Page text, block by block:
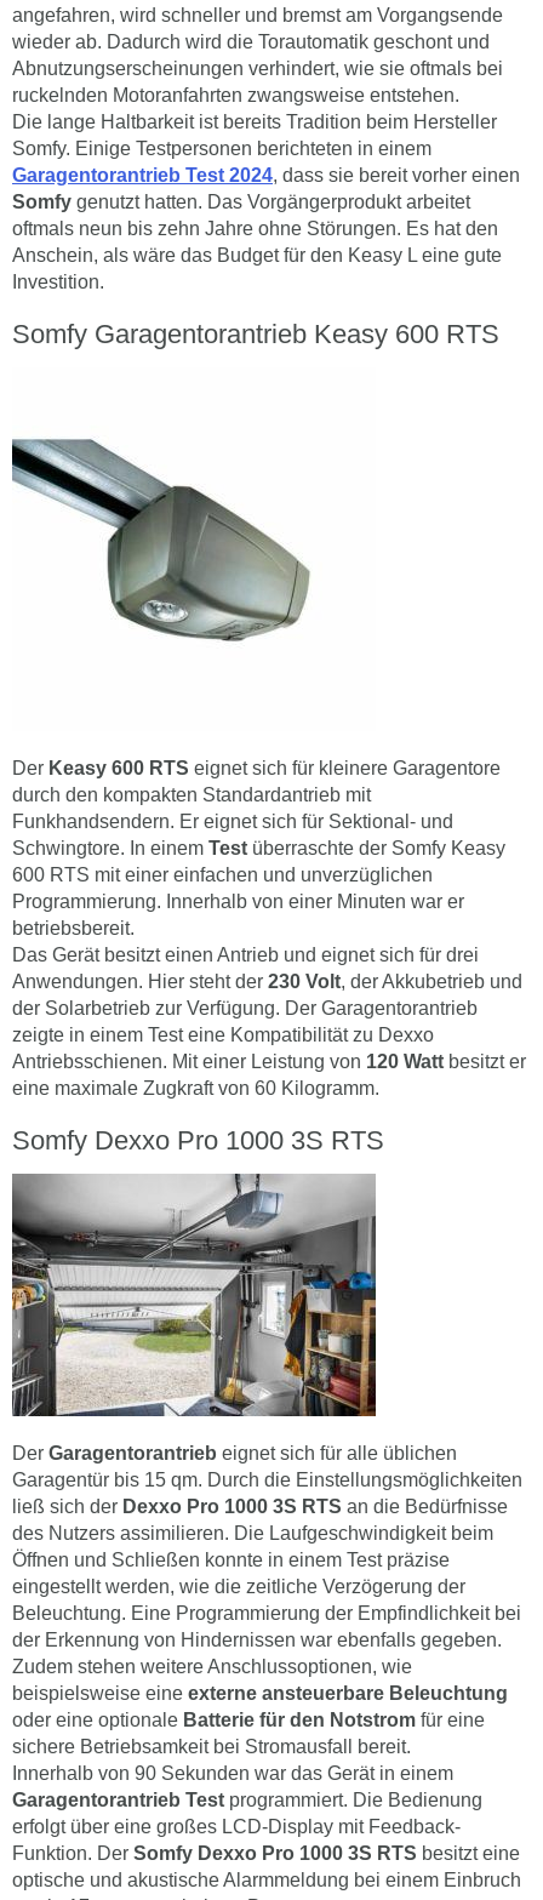
angefahren, wird schneller und bremst am Vorgangsende
wieder ab. Dadurch wird die Torautomatik geschont und
Abnutzungserscheinungen verhindert, wie sie oftmals bei
ruckelnden Motoranfahrten zwangsweise entstehen.
Die lange Haltbarkeit ist bereits Tradition beim Hersteller
Somfy. Einige Testpersonen berichteten in einem
Garagentorantrieb Test 2024, dass sie bereit vorher einen
Somfy genutzt hatten. Das Vorgängerprodukt arbeitet
oftmals neun bis zehn Jahre ohne Störungen. Es hat den
Anschein, als wäre das Budget für den Keasy L eine gute
Investition.
Somfy Garagentorantrieb Keasy 600 RTS
Der Keasy 600 RTS eignet sich für kleinere Garagentore
durch den kompakten Standardantrieb mit
Funkhandsendern. Er eignet sich für Sektional- und
Schwingtore. In einem Test überraschte der Somfy Keasy
600 RTS mit einer einfachen und unverzüglichen
Programmierung. Innerhalb von einer Minuten war er
betriebsbereit.
Das Gerät besitzt einen Antrieb und eignet sich für drei
Anwendungen. Hier steht der 230 Volt, der Akkubetrieb und
der Solarbetrieb zur Verfügung. Der Garagentorantrieb
zeigte in einem Test eine Kompatibilität zu Dexxo
Antriebsschienen. Mit einer Leistung von 120 Watt besitzt er
eine maximale Zugkraft von 60 Kilogramm.
Somfy Dexxo Pro 1000 3S RTS
Der Garagentorantrieb eignet sich für alle üblichen
Garagentür bis 15 qm. Durch die Einstellungsmöglichkeiten
ließ sich der Dexxo Pro 1000 3S RTS an die Bedürfnisse
des Nutzers assimilieren. Die Laufgeschwindigkeit beim
Öffnen und Schließen konnte in einem Test präzise
eingestellt werden, wie die zeitliche Verzögerung der
Beleuchtung. Eine Programmierung der Empfindlichkeit bei
der Erkennung von Hindernissen war ebenfalls gegeben.
Zudem stehen weitere Anschlussoptionen, wie
beispielsweise eine externe ansteuerbare Beleuchtung
oder eine optionale Batterie für den Notstrom für eine
sichere Betriebsamkeit bei Stromausfall bereit.
Innerhalb von 90 Sekunden war das Gerät in einem
Garagentorantrieb Test programmiert. Die Bedienung
erfolgt über eine großes LCD-Display mit Feedback-
Funktion. Der Somfy Dexxo Pro 1000 3S RTS besitzt eine
optische und akustische Alarmmeldung bei einem Einbruch